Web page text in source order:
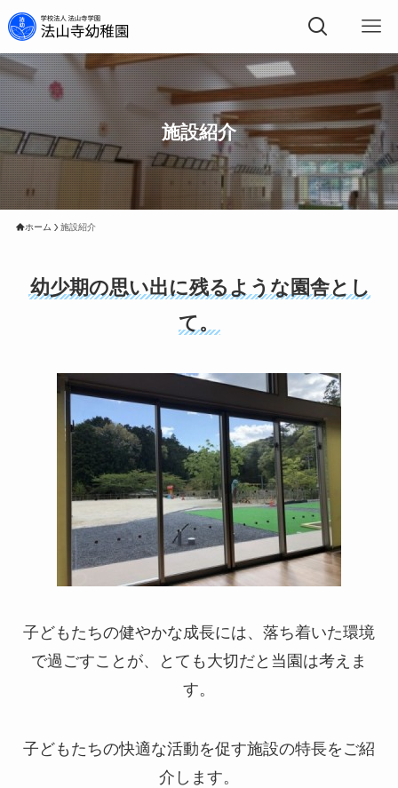
施設紹介
ホーム 施設紹介
幼少期の思い出に残るような園舎とし
て。
子どもたちの健やかな成長には、落ち着いた環境
で過ごすことが、とても大切だと当園は考えま
す。
子どもたちの快適な活動を促す施設の特長をご紹
介します。